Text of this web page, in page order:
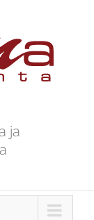
ja